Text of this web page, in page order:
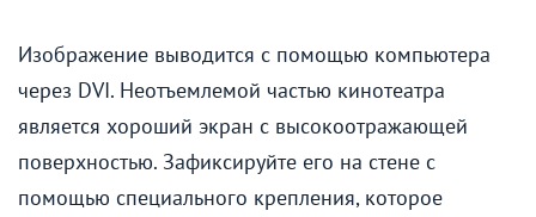
Изображение выводится с помощью компьютера
через DVI. Неотъемлемой частью кинотеатра
является хороший экран с высокоотражающей
поверхностью. Зафиксируйте его на стене с
помощью специального крепления, которое